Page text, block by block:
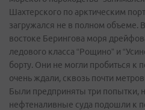
Шахтерского по арктическим
загружался не в полном объеме.
востоке Берингова моря
ледового класса “Рощино” и
борту. Они не могли пробиться к
очень ждали, сквозь почти
Были предприняты три попытки,
нефтеналивные суда подошли к